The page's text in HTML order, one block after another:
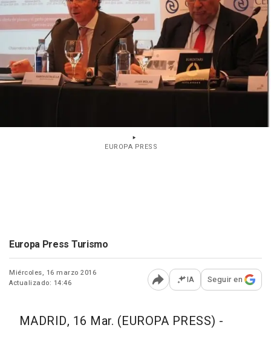
EUROPA PRESS
Europa Press Turismo
Miércoles, 16 marzo 2016
Actualizado: 14:46
Abrir opciones para
IA Seguir en
MADRID, 16 Mar. (EUROPA PRESS) -